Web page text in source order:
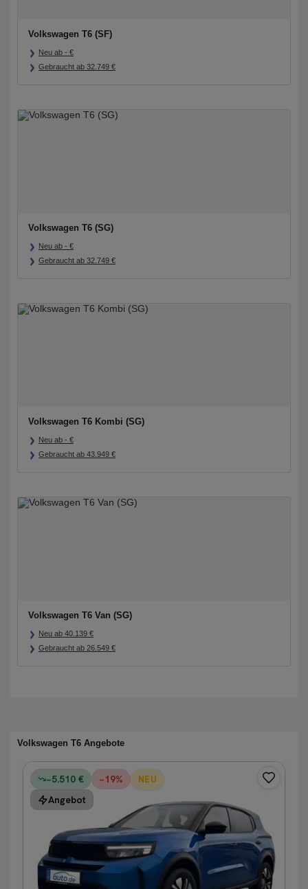
Volkswagen T6 (SF)
Neu ab - €
Gebraucht ab 32.749 €
Volkswagen T6 (SG)
Neu ab - €
Gebraucht ab 32.749 €
Volkswagen T6 Kombi (SG)
Neu ab - €
Gebraucht ab 43.949 €
Volkswagen T6 Van (SG)
Neu ab 40.139 €
Gebraucht ab 26.549 €
Volkswagen T6 Angebote
−5.510 € −19% NEU
Angebot